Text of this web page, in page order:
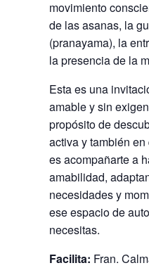
movimiento
de las asanas, la
(pranayama), la
la presencia de la
Esta es una
amable y sin
propósito de
activa y también
es acompañarte a
amabilidad,
necesidades y
ese espacio de
necesitas.
Facilita: Fran.